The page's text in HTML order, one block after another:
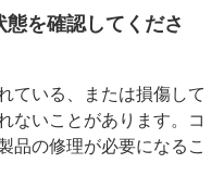
を確認してくださ
ている、または損傷して
ないことがあります。コ
品の修理が必要になるこ